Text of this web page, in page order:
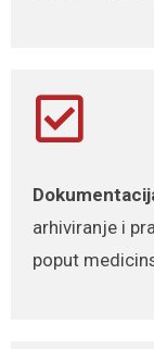
arhiviranje i
poput